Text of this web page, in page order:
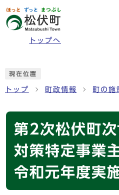
ページの先頭です
トップへ
現在位置
トップ 町政情報 町の施
第2次松伏町
対策特定事業
令和元年度実